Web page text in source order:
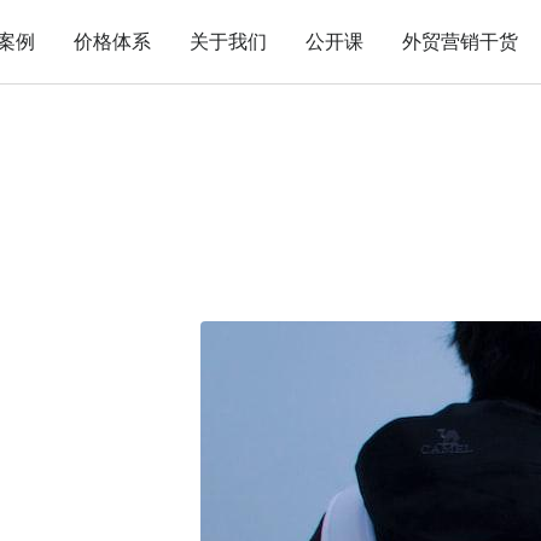
例 价格体系 关于我们 公开课 外贸营销干货